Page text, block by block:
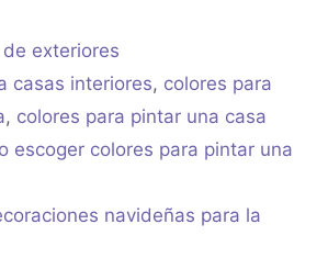
exteriores
casas interiores, colores para
, colores para pintar una casa
escoger colores para pintar una
navideñas para la